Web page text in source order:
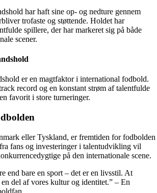
har haft sine op- og nedture gennem
trofaste og støttende. Holdet har
spillere, der har markeret sig på både
scener.
er en magtfaktor i international fodbold.
record og en konstant strøm af talentfulde
favorit i store turneringer.
eller Tyskland, er fremtiden for fodbolden
fans og investeringer i talentudvikling vil
på den internationale scene.
end bare en sport – det er en livsstil. At
del af vores kultur og identitet.” – En